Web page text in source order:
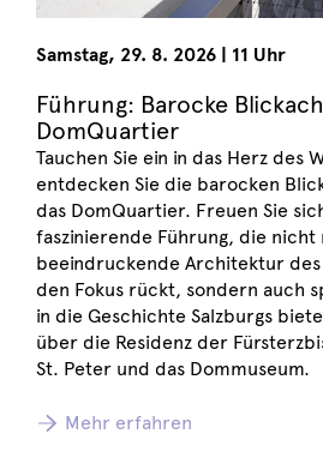
Samstag, 29. 8. 2026 | 11 Uhr
Führung: Barocke
DomQuartier
Tauchen Sie ein in das Herz des
entdecken Sie die barocken
das DomQuartier. Freuen Sie
faszinierende Führung, die nicht
beeindruckende Architektur
den Fokus rückt, sondern auch
in die Geschichte Salzburgs
über die Residenz der
St. Peter und das Dommuseum.
Mehr erfahren